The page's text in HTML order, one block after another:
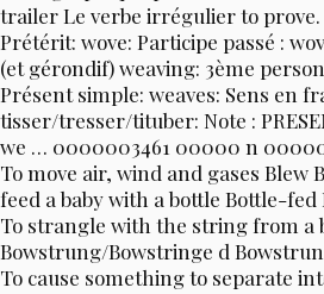
trailer Le verbe irrégulier to
Prétérit: wove: Participe passé :
(et gérondif) weaving: 3ème
Présent simple: weaves: Sens en
tisser/tresser/tituber: Note :
we … 0000003461 00000 n
To move air, wind and gases Blew
feed a baby with a bottle Bottle-
To strangle with the string from a
Bowstrung/Bowstringe d
To cause something to separate